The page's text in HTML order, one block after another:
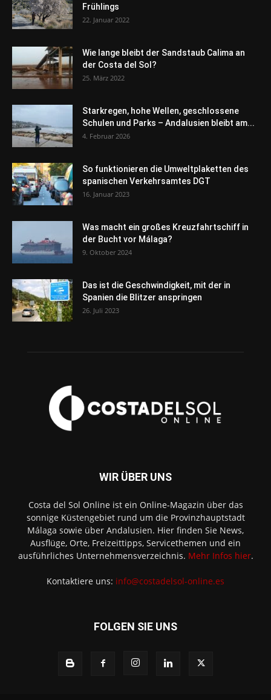
Frühlings
22. Januar 2022
Wie lange bleibt der Sandstaub Calima an
der Costa del Sol?
25. März 2022
Starkregen, hohe Wellen, geschlossene
Schulen und Parks – Andalusien bleibt am...
4. Februar 2026
So funktionieren die Umweltplaketten des
spanischen Verkehrsamtes DGT
16. Januar 2023
Was macht ein großes Kreuzfahrtschiff in
der Bucht vor Málaga?
9. Oktober 2024
Das ist die Geschwindigkeit, mit der in
Spanien die Blitzer anspringen
26. Juli 2023
WIR ÜBER UNS
Costa del Sol Online ist ein Online-Magazin über das
sonnige Küstengebiet rund um die Provinzhauptstadt
Málaga sowie über Andalusien. Hier finden Sie News,
Ausflüge, Orte, Freizeittipps, Servicethemen und ein
ausführliches Unternehmensverzeichnis. Mehr Infos hier.
Kontaktiere uns: info@costadelsol-online.es
FOLGEN SIE UNS